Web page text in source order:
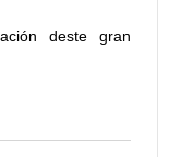
deste gran